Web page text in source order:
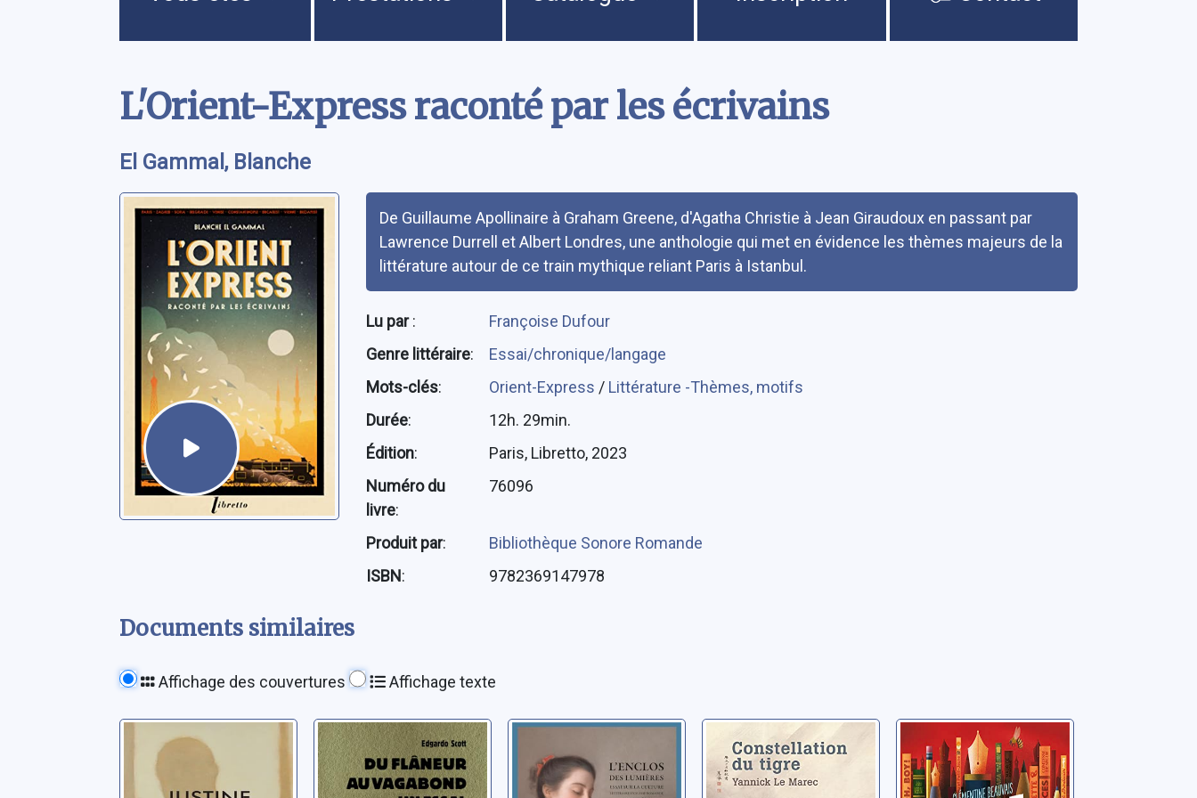
L'Orient-Express raconté par les écrivains
El Gammal, Blanche
De Guillaume Apollinaire à Graham Greene, d'Agatha Christie à Jean Giraudoux en passant par
Lawrence Durrell et Albert Londres, une anthologie qui met en évidence les thèmes majeurs de la
littérature autour de ce train mythique reliant Paris à Istanbul.
Lu par:
Françoise Dufour
Genre littéraire:
Essai/chronique/langage
Mots-clés: Orient-Express / Littérature -Thèmes, motifs
Durée:
12h. 29min.
Édition:
Paris, Libretto, 2023
Numéro du
livre:
76096
Produit par:
Bibliothèque Sonore Romande
ISBN: 9782369147978
Documents similaires
Affichage des couvertures Affichage texte
Croire: sur les
pouvoirs de la
littérature
Du flâneur au
vagabond: un
essai littéraire
L'enclos des
Lumières: essai
sur la culture
Constellation du
tigre
Le Marec, Yannick
Ecrire comme
une abeille: la
littérature